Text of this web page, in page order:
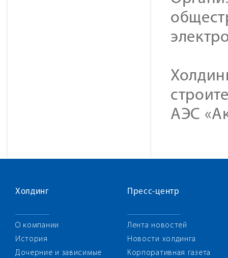
АЭС
Холдинг
О компании
История
Дочерние и зависимые
Пресс-центр
Лента новостей
Новости холдинга
Корпоративная газета